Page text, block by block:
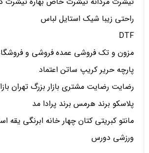
راحتی زیبا شیک استایل لباس
DTF
پارچه حریر کریپ ساتن اعتماد
رضایت رضایت مشتری بازار بزرگ تهران
پلاسکو برند هرمس برند پرادا مد
مانتو کبریتی کتان چهار خانه ابرنگی یقه
ورزشی دورس